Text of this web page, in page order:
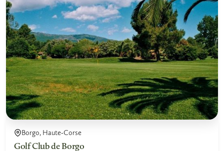
Borgo, Haute-Corse
Golf Club de Borgo